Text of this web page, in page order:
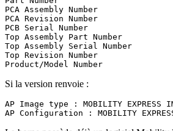
PCA Assembly Number
PCA Revision Number
PCB Serial Number                    :
Top Assembly Part Number
Top Assembly Serial Number
Top Revision Number
Product/Model Number
Si la version renvoie :
AP Image type : MOBILITY EXPRESS
AP Configuration : MOBILITY EXPRESS